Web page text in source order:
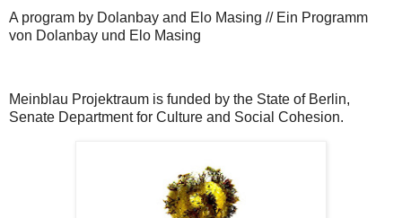
A program by Dolanbay and Elo Masing // Ein Programm
von Dolanbay und Elo Masing
Meinblau Projektraum is funded by the State of Berlin,
Senate Department for Culture and Social Cohesion.